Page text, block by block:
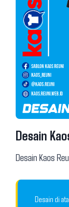
Desain
Desain Kaos
Desain di